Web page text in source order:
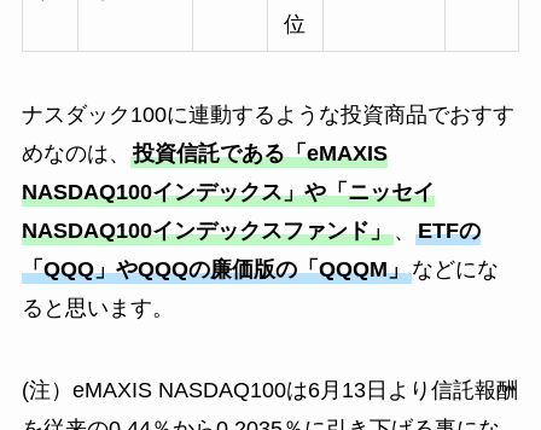
位
ナスダック100に連動するような投資商品でおすす
めなのは、 投資信託である「eMAXIS
NASDAQ100インデックス」や「ニッセイ
NASDAQ100インデックスファンド」、 ETFの
「QQQ」やQQQの廉価版の「QQQM」などにな
ると思います。
(注）eMAXIS NASDAQ100は6月13日より信託報酬